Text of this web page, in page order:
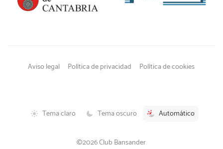
Aviso legal Política de privacidad Política de cookies
Tema claro Tema oscuro Automático
©2026 Club Bansander